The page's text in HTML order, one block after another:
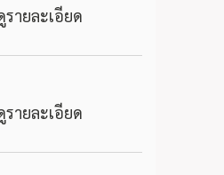
รายละเอียด
รายละเอียด